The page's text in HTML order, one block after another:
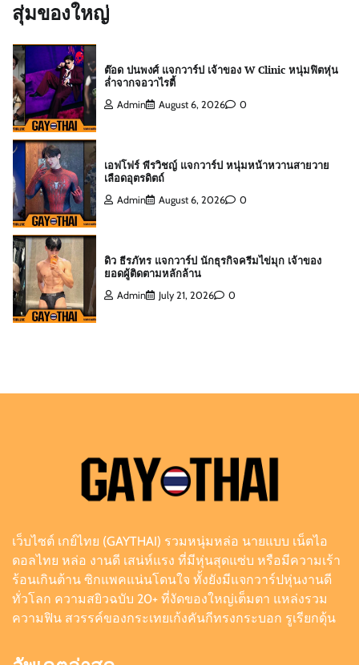
สุ่มของใหญ่
เอฟโฟร์ พีรวิชญ์ แจกวาร์ป หนุ่มหน้าหวานสายวาย
เลือดอุตรดิตถ์
Admin August 6, 2026 0
ดิว ธีรภัทร แจกวาร์ป นักธุรกิจครีมไข่มุก เจ้าของ
ยอดผู้ติดตามหลักล้าน
Admin July 21, 2026 0
สกาย พิเชษฐ์ แจกวาร์ป Top 10 Mister
International Thailand 2025
Admin August 6, 2026
Admin August 6, 2026 0
เลือดอุตรดิตถ์
Admin August 6, 2026 0
ดิว ธีรภัทร แจกวาร์ป นักธุรกิจครีมไข่มุก เจ้าของ
ยอดผู้ติดตามหลักล้าน
Admin July 21, 2026 0
เว็บไซต์ เกย์ไทย (GAYTHAI) รวมหนุ่มหล่อ นายแบบ เน็ตไอ
ดอลไทย หล่อ งานดี เสน่ห์แรง ที่มีหุ่นสุดแซ่บ หรือมีความเร้า
ร้อนเกินต้าน ซิกแพคแน่นโดนใจ ทั้งยังมีแจกวาร์ปหุ่นงานดี
ทั่วโลก ความสยิวฉบับ 20+ ที่งัดของใหญ่เต็มตา แหล่งรวม
ความฟิน สวรรค์ของกระเทยเก้งคันกีทรงกระบอก รูเรียกดุ้น